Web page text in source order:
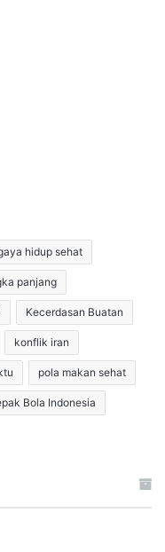
hidup sehat
panjang
Kecerdasan Buatan
konflik iran
pola makan sehat
Bola Indonesia